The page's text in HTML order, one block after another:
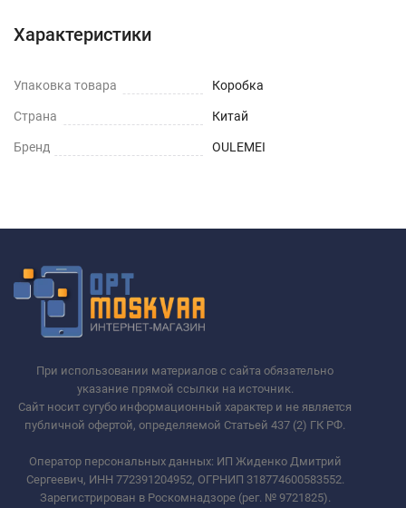
Характеристики
Упаковка товара Коробка
Страна Китай
Бренд OULEMEI
При использовании материалов с сайта обязательно
указание прямой ссылки на источник.
Сайт носит сугубо информационный характер и не является
публичной офертой, определяемой Статьей 437 (2) ГК РФ.
Оператор персональных данных: ИП Жиденко Дмитрий
Сергеевич, ИНН 772391204952, ОГРНИП 318774600583552.
Зарегистрирован в Роскомнадзоре (рег. № 9721825).